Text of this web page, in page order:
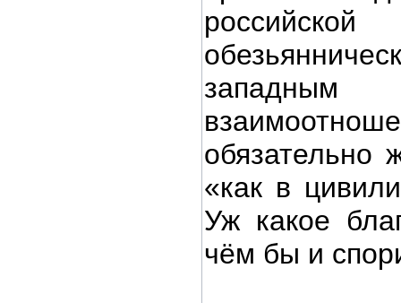
обязательно
«как в
Уж какое
чём бы и